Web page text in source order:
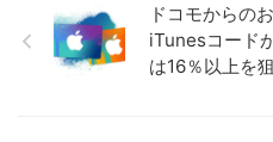
ドコモからの
iTunesコード
は16％以上を